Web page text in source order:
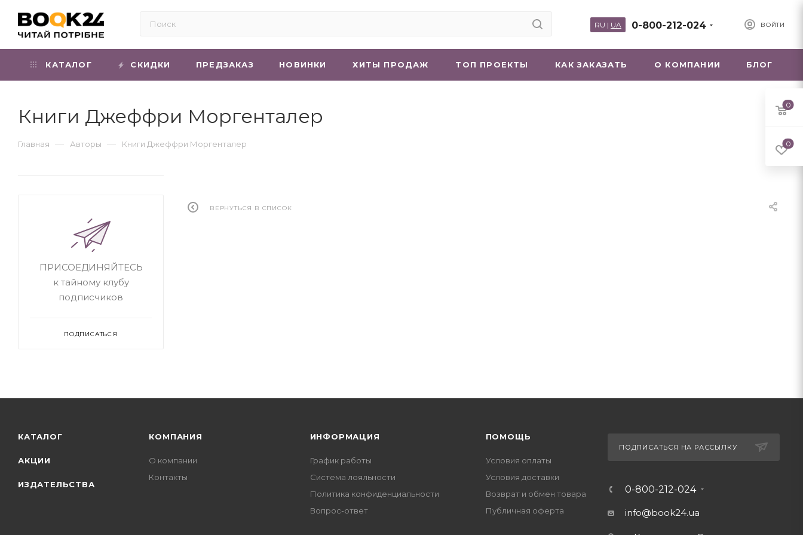
ВОЙТИ
0-800-212-024
RU | UA
КАТАЛОГ СКИДКИ ПРЕДЗАКАЗ НОВИНКИ ХИТЫ ПРОДАЖ ТОП ПРОЕКТЫ КАК ЗАКАЗАТЬ О КОМПАНИИ БЛОГ
Книги Джеффри Моргенталер
Главная — Авторы — Книги Джеффри Моргенталер
ВЕРНУТЬСЯ В СПИСОК
ПРИСОЕДИНЯЙТЕСЬ
к тайному клубу
подписчиков
ПОДПИСАТЬСЯ
КАТАЛОГ
АКЦИИ
ИЗДАТЕЛЬСТВА
КОМПАНИЯ
О компании
Контакты
ИНФОРМАЦИЯ
График работы
Система лояльности
Политика конфиденциальности
Вопрос-ответ
ПОМОЩЬ
Условия оплаты
Условия доставки
Возврат и обмен товара
Публичная оферта
ПОДПИСАТЬСЯ НА РАССЫЛКУ
0-800-212-024
info@book24.ua
0
0